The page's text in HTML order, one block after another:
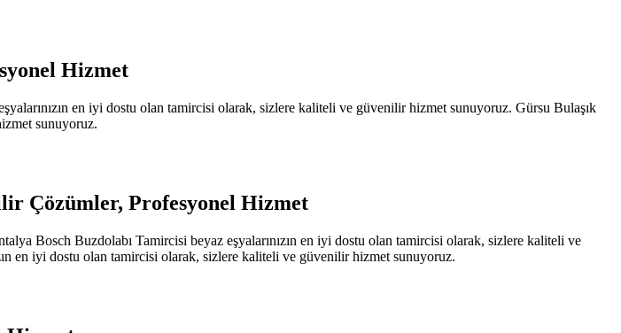
Hizmet
en iyi dostu olan tamircisi olarak, sizlere kaliteli ve güvenilir hizmet sunuyoruz. Gürsu Bulaşık
sunuyoruz.
Çözümler, Profesyonel Hizmet
Bosch Buzdolabı Tamircisi beyaz eşyalarınızın en iyi dostu olan tamircisi olarak, sizlere kaliteli ve
en iyi dostu olan tamircisi olarak, sizlere kaliteli ve güvenilir hizmet sunuyoruz.